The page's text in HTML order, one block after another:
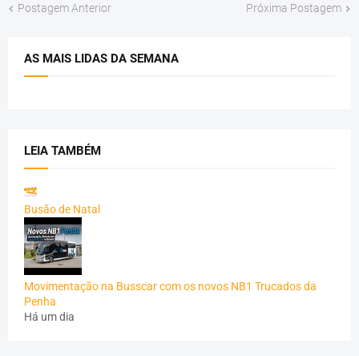
Postagem Anterior Próxima Postagem
AS MAIS LIDAS DA SEMANA
LEIA TAMBÉM
Busão de Natal
Movimentação na Busscar com os novos NB1 Trucados da
Penha
Há um dia